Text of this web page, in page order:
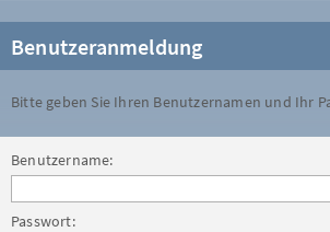
Benutzeranmeldung
Bitte geben Sie Ihren Benutzernamen und Ihr
Benutzername:
Passwort: